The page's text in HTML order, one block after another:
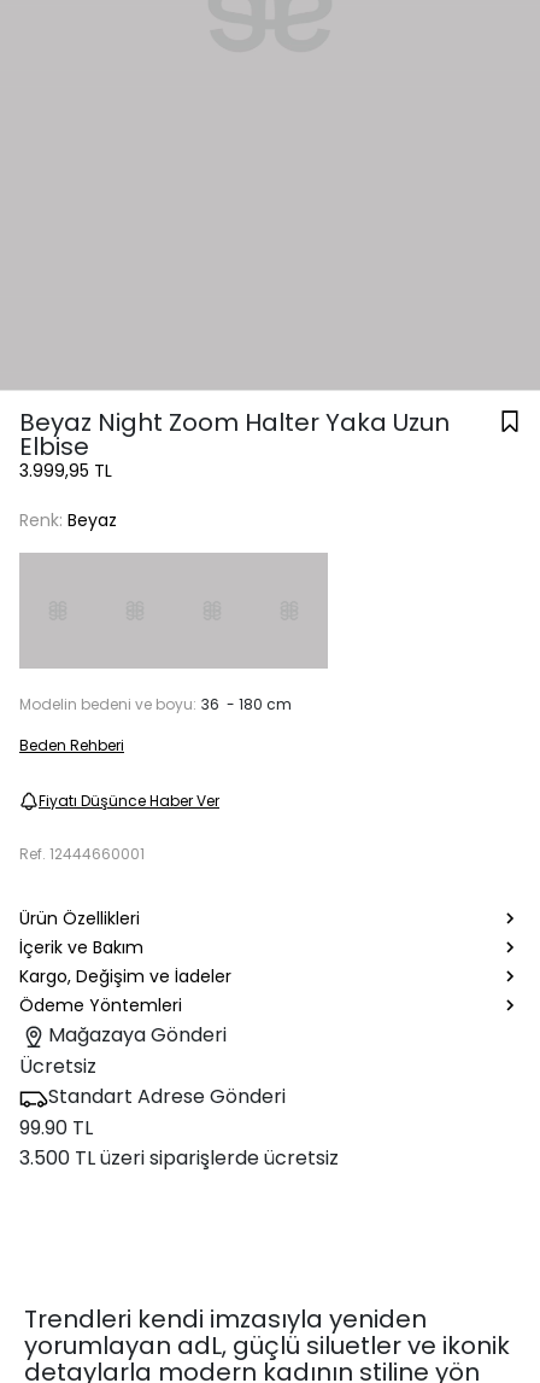
Beyaz Night Zoom Halter Yaka Uzun
Elbise
3.999,95 TL
Renk: Beyaz
Modelin bedeni ve boyu: 36 - 180 cm
Beden Rehberi
Fiyatı Düşünce Haber Ver
Ref. 12444660001
Ürün Özellikleri
İçerik ve Bakım
Kargo, Değişim ve İadeler
Ödeme Yöntemleri
Mağazaya Gönderi
Ücretsiz
Standart Adrese Gönderi
99.90 TL
3.500 TL üzeri siparişlerde ücretsiz
Trendleri kendi imzasıyla yeniden
yorumlayan adL, güçlü siluetler ve ikonik
detaylarla modern kadının stiline yön